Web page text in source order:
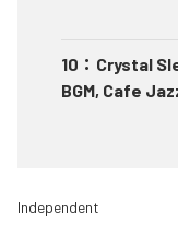
10 ： Crystal
BGM, Cafe
Independent